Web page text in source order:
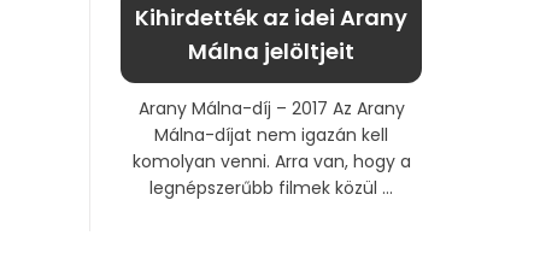
Kihirdették az idei Arany
Málna jelöltjeit
Arany Málna-díj – 2017 Az Arany
Málna-díjat nem igazán kell
komolyan venni. Arra van, hogy a
legnépszerűbb filmek közül ...